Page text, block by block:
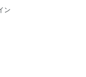
ン